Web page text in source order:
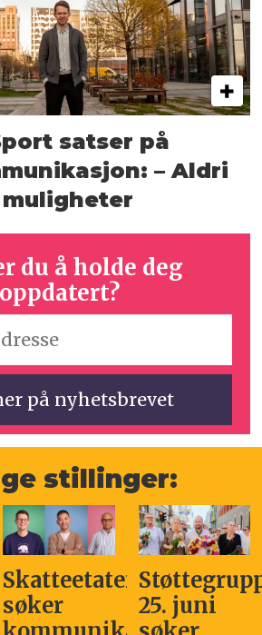
satser på
– Aldri
du å holde deg
oppdatert?
stillinger:
Skatteetaten
søker
25. juni